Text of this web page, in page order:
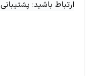
ارتباط باشید: پشتیبانی